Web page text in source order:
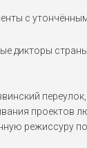
с
дикторы
переулок,
проектов
режиссуру